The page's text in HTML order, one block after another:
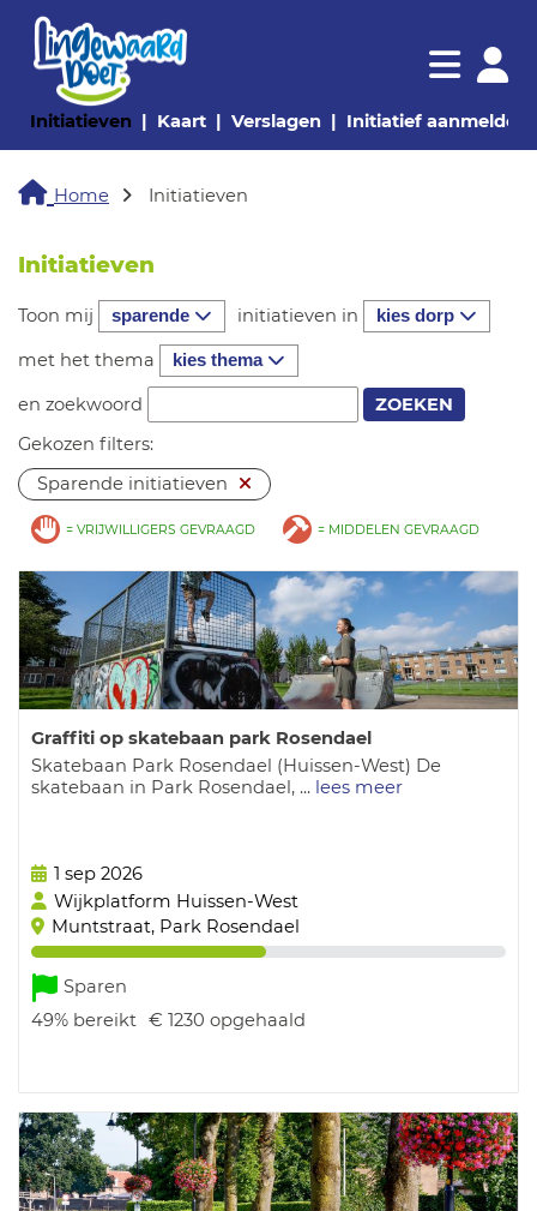
Initiatieven (huidige pagina)
Kaart(huidige pagina)
Verslagen (huidige pagina)
Initiatief aanmelden
Navigatie
Home Initiatieven
Initiatieven
Toon mij sparende initiatieven in kies dorp
met het thema kies thema
en zoekwoord
Gekozen filters:
Sparende initiatieven
VRIJWILLIGERS
GEVRAAGD
VOOR
INITIATIEVEN
MET
DIT
SYMBOOL
= VRIJWILLIGERS GEVRAAGD
MIDDELEN
GEVRAAGD
VOOR
INITIATIEVEN
MET
DIT
SYMBOOL
= MIDDELEN GEVRAAGD
Graffiti op skatebaan park Rosendael
Skatebaan Park Rosendael (Huissen-West) De
skatebaan in Park Rosendael, ... lees meer
1 sep 2026
Wijkplatform Huissen-West
Muntstraat, Park Rosendael
Sparen
49% bereikt € 1230 opgehaald